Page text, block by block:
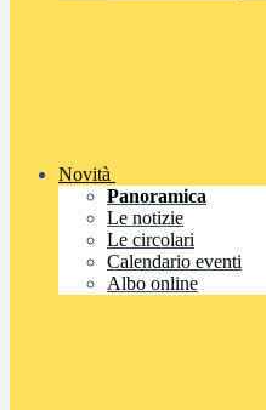
Novità
Panoramica
Le notizie
Le circolari
Calendario eventi
Albo online